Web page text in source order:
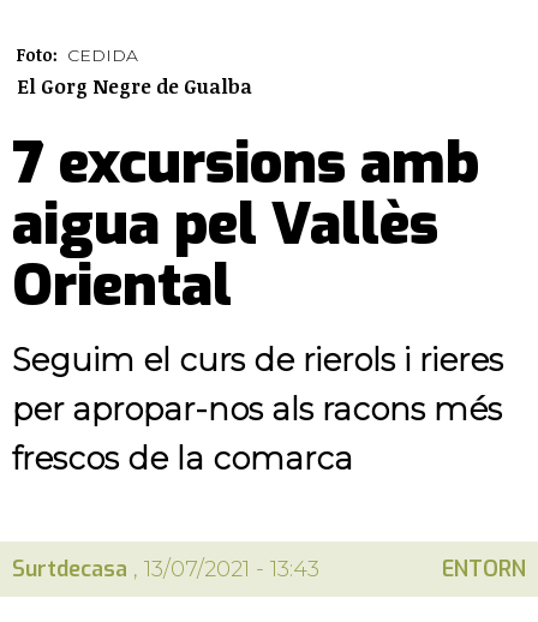
Foto: CEDIDA
El Gorg Negre de Gualba
7 excursions amb
aigua pel Vallès
Oriental
Seguim el curs de rierols i rieres
per apropar-nos als racons més
frescos de la comarca
Surtdecasa , 13/07/2021 - 13:43 ENTORN